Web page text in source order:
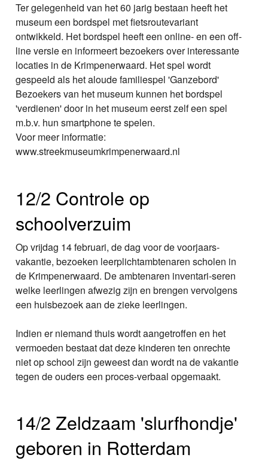
Ter gelegenheid van het 60 jarig bestaan heeft het
museum een bordspel met fietsroutevariant
ontwikkeld. Het bordspel heeft een online- en een off-
line versie en informeert bezoekers over interessante
locaties in de Krimpenerwaard. Het spel wordt
gespeeld als het aloude familiespel 'Ganzebord'
Bezoekers van het museum kunnen het bordspel
'verdienen' door in het museum eerst zelf een spel
m.b.v. hun smartphone te spelen.
Voor meer informatie:
www.streekmuseumkrimpenerwaard.nl
12/2 Controle op
schoolverzuim
Op vrijdag 14 februari, de dag voor de voorjaars-
vakantie, bezoeken leerplichtambtenaren scholen in
de Krimpenerwaard. De ambtenaren inventari-seren
welke leerlingen afwezig zijn en brengen vervolgens
een huisbezoek aan de zieke leerlingen.
Indien er niemand thuis wordt aangetroffen en het
vermoeden bestaat dat deze kinderen ten onrechte
niet op school zijn geweest dan wordt na de vakantie
tegen de ouders een proces-verbaal opgemaakt.
14/2 Zeldzaam 'slurfhondje'
geboren in Rotterdam